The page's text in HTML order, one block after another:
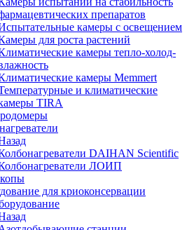
препаратов
камеры с освещением
для роста растений
камеры тепло-холод-
камеры Memmert
и климатические
TIRA
DAIHAN Scientific
ЛОИП
для криоконсервации